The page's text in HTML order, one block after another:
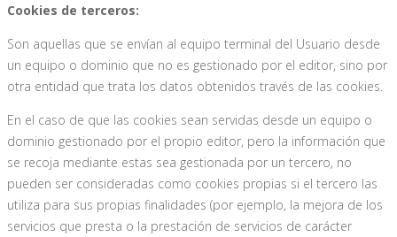
Cookies de terceros:
Son aquellas que se envían al equipo terminal del Usuario desde
un equipo o dominio que no es gestionado por el editor, sino por
otra entidad que trata los datos obtenidos través de las cookies.
En el caso de que las cookies sean servidas desde un equipo o
dominio gestionado por el propio editor, pero la información que
se recoja mediante estas sea gestionada por un tercero, no
pueden ser consideradas como cookies propias si el tercero las
utiliza para sus propias finalidades (por ejemplo, la mejora de los
servicios que presta o la prestación de servicios de carácter